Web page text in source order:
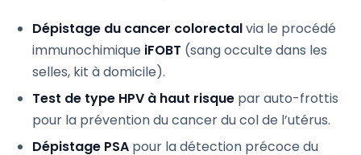
Dépistage du cancer colorectalvia le procédé
immunochimique iFOBT (sang occulte dans les
selles, kit à domicile).
Test de type HPV à haut risque par auto-frottis
pour la prévention du cancer du col de l’utérus.
Dépistage PSA pour la détection précoce du